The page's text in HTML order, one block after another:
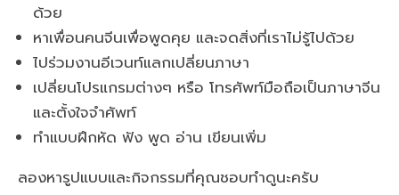
ด้วย
หาเพื่อนคนจีนเพื่อพูดคุย และจดสิ่งที่เราไม่รู้ไปด้วย
ไปร่วมงานอีเวนท์แลกเปลี่ยนภาษา
เปลี่ยนโปรแกรมต่างๆ หรือ โทรศัพท์มือถือเป็นภาษาจีน
และตั้งใจจำศัพท์
ทำแบบฝึกหัด ฟัง พูด อ่าน เขียนเพิ่ม
ลองหารูปแบบและกิจกรรมที่คุณชอบทำดูนะครับ